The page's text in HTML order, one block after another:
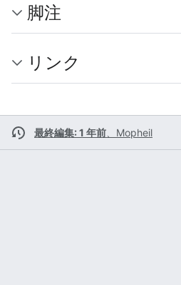
脚注
リンク
最終編集: 1 年前 Mopheil